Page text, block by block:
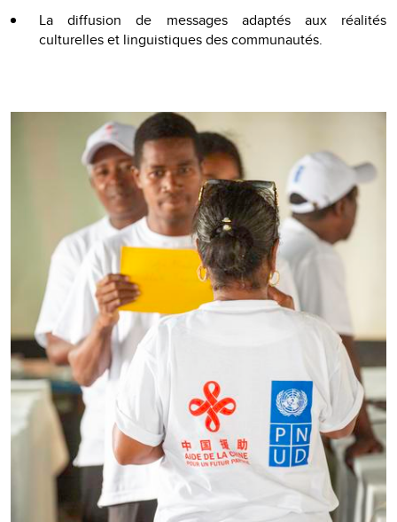
La diffusion de messages adaptés aux réalités
culturelles et linguistiques des communautés.